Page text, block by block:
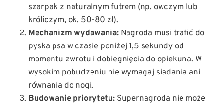
szarpak z naturalnym futrem (np. owczym lub
króliczym, ok. 50-80 zł).
Mechanizm wydawania: Nagroda musi trafić do
pyska psa w czasie poniżej 1,5 sekundy od
momentu zwrotu i dobiegnięcia do opiekuna. W
wysokim pobudzeniu nie wymagaj siadania ani
równania do nogi.
Budowanie priorytetu: Supernagroda nie może